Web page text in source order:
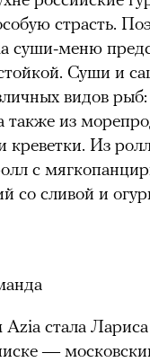
страсть.
суши-меню
Суши и
видов
также из
креветки. Из
с
со сливой и
стала
—